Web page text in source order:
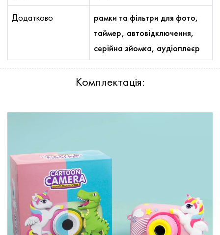
Додатково
рамки та фільтри для фото,
таймер, автовідключення,
серійна зйомка, аудіоплеєр
Комплектація: